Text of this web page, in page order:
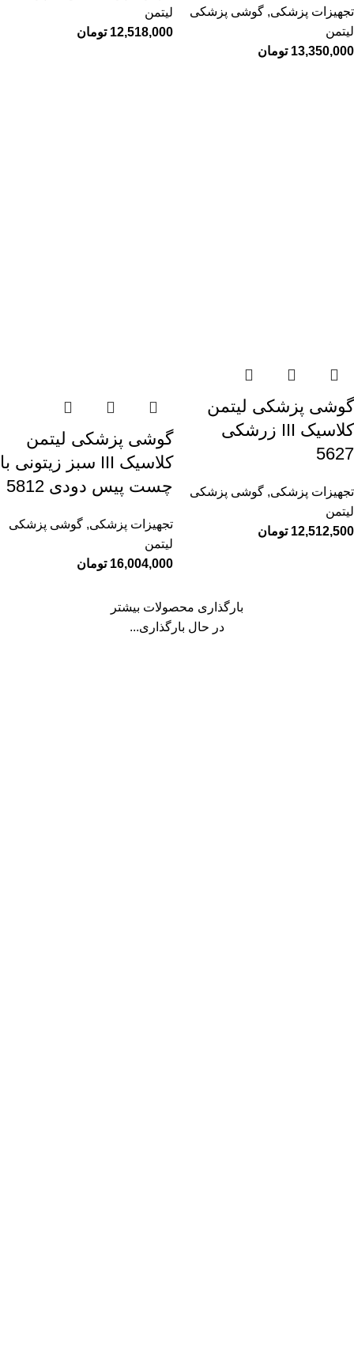
تجهیزات پزشکی, گوشی پزشکی
لیتمن
13,350,000 تومان
لیتمن
12,518,000 تومان
گوشی پزشکی لیتمن
کلاسیک III زرشکی
5627
تجهیزات پزشکی, گوشی پزشکی
لیتمن
12,512,500 تومان
گوشی پزشکی لیتمن
کلاسیک III سبز زیتونی با
چست پیس دودی 5812
تجهیزات پزشکی, گوشی پزشکی
لیتمن
16,004,000 تومان
بارگذاری محصولات بیشتر
در حال بارگذاری...